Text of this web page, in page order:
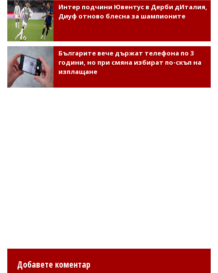
Интер подчини Ювентус в Дерби дИталия,
Диуф отново блесна за шампионите
Българите вече държат телефона по 3
години, но при смяна избират по-скъп на
изплащане
Добавете коментар